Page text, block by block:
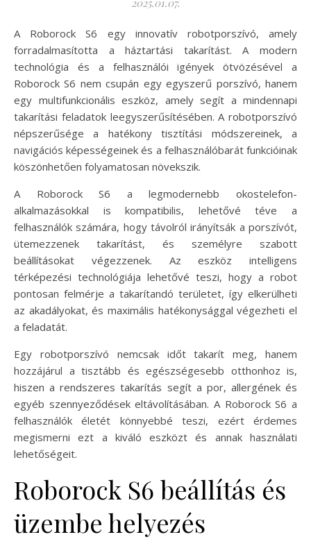
A Roborock S6 egy innovatív robotporszívó, amely
forradalmasította a háztartási takarítást. A modern
technológia és a felhasználói igények ötvözésével a
Roborock S6 nem csupán egy egyszerű porszívó, hanem
egy multifunkcionális eszköz, amely segít a mindennapi
takarítási feladatok leegyszerűsítésében. A robotporszívó
népszerűsége a hatékony tisztítási módszereinek, a
navigációs képességeinek és a felhasználóbarát funkcióinak
köszönhetően folyamatosan növekszik.
A Roborock S6 a legmodernebb okostelefon-
alkalmazásokkal is kompatibilis, lehetővé téve a
felhasználók számára, hogy távolról irányítsák a porszívót,
ütemezzenek takarítást, és személyre szabott
beállításokat végezzenek. Az eszköz intelligens
térképezési technológiája lehetővé teszi, hogy a robot
pontosan felmérje a takarítandó területet, így elkerülheti
az akadályokat, és maximális hatékonysággal végezheti el
a feladatát.
Egy robotporszívó nemcsak időt takarít meg, hanem
hozzájárul a tisztább és egészségesebb otthonhoz is,
hiszen a rendszeres takarítás segít a por, allergének és
egyéb szennyeződések eltávolításában. A Roborock S6 a
felhasználók életét könnyebbé teszi, ezért érdemes
megismerni ezt a kiváló eszközt és annak használati
lehetőségeit.
Roborock S6 beállítás és
üzembe helyezés